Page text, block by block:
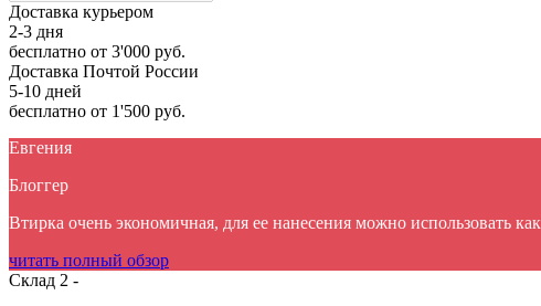
Доставка курьером
2-3 дня
бесплатно от 3'000 руб.
Доставка Почтой России
5-10 дней
бесплатно от 1'500 руб.
Евгения
Блоггер
Втирка очень экономичная, для ее нанесения можно использовать
читать полный обзор
Склад 2 -